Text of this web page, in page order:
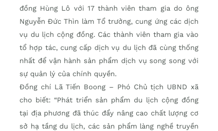
đồng Hùng Lô với 17 thành viên tham gia do ông
Nguyễn Đức Thìn làm Tổ trưởng, cung ứng các dịch
vụ du lịch cộng đồng. Các thành viên tham gia vào
tổ hợp tác, cung cấp dịch vụ du lịch đã cùng thống
nhất để vận hành sản phẩm dịch vụ song song với
sự quản lý của chính quyền.
Đồng chí Lã Tiến Boong – Phó Chủ tịch UBND xã
cho biết: “Phát triển sản phẩm du lịch cộng đồng
tại địa phương đã thúc đẩy nâng cao chất lượng cơ
sở hạ tầng du lịch, các sản phẩm làng nghề truyền